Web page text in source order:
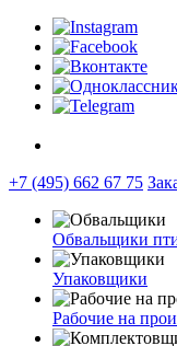
+7 (495) 662 67 75
Обвальщики
Упаковщики
Рабочие на